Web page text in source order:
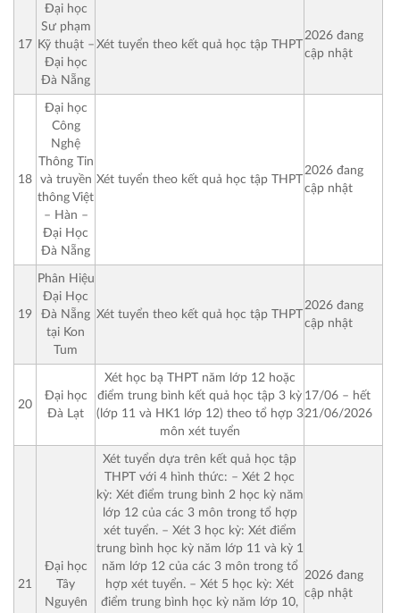
17
Đại học
Sư phạm
Kỹ thuật –
Đại học
Đà Nẵng
Xét tuyển theo kết quả học tập THPT
2026 đang
cập nhật
18
Đại học
Công
Nghệ
Thông Tin
và truyền
thông Việt
– Hàn –
Đại Học
Đà Nẵng
Xét tuyển theo kết quả học tập THPT
2026 đang
cập nhật
19
Phân Hiệu
Đại Học
Đà Nẵng
tại Kon
Tum
Xét tuyển theo kết quả học tập THPT
2026 đang
cập nhật
20
Đại học
Đà Lạt
Xét học bạ THPT năm lớp 12 hoặc
điểm trung bình kết quả học tập 3 kỳ
(lớp 11 và HK1 lớp 12) theo tổ hợp 3
môn xét tuyển
17/06 – hết
21/06/2026
21
Đại học
Tây
Nguyên
Xét tuyển dựa trên kết quả học tập
THPT với 4 hình thức: – Xét 2 học
kỳ: Xét điểm trung bình 2 học kỳ năm
lớp 12 của các 3 môn trong tổ hợp
xét tuyển. – Xét 3 học kỳ: Xét điểm
trung bình học kỳ năm lớp 11 và kỳ 1
năm lớp 12 của các 3 môn trong tổ
hợp xét tuyển. – Xét 5 học kỳ: Xét
điểm trung bình học kỳ năm lớp 10,
2026 đang
cập nhật